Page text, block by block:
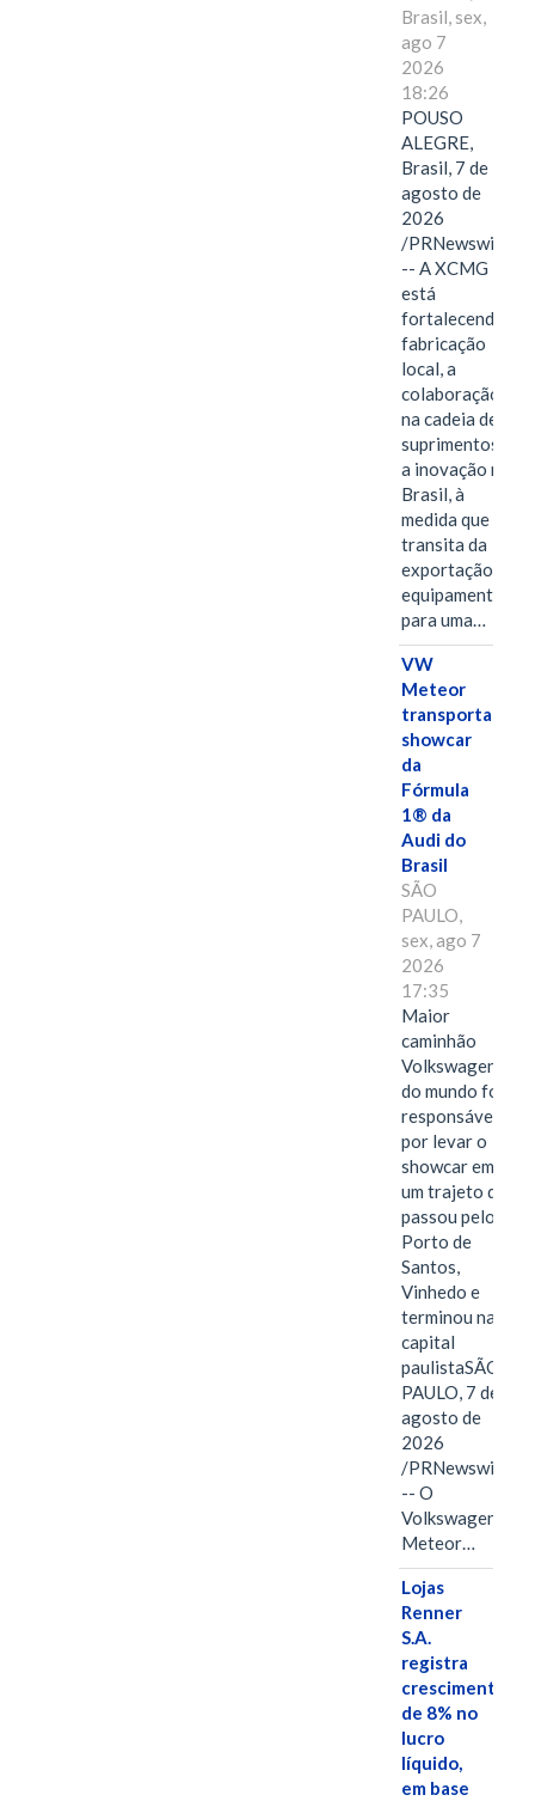
Brasil, sex,
ago 7
2026
18:26
POUSO
ALEGRE,
Brasil, 7 de
agosto de
2026
/PRNewswire/
-- A XCMG
está
fortalecendo a
fabricação
local, a
colaboração
na cadeia de
suprimentos e
a inovação no
Brasil, à
medida que
transita da
exportação de
equipamentos
para uma…
VW
Meteor
transporta
showcar
da
Fórmula
1® da
Audi do
Brasil
SÃO
PAULO,
sex, ago 7
2026
17:35
Maior
caminhão
Volkswagen
do mundo foi
responsável
por levar o
showcar em
um trajeto que
passou pelo
Porto de
Santos,
Vinhedo e
terminou na
capital
paulistaSÃO
PAULO, 7 de
agosto de
2026
/PRNewswire/
-- O
Volkswagen
Meteor…
Lojas
Renner
S.A.
registra
crescimento
de 8% no
lucro
líquido,
em base